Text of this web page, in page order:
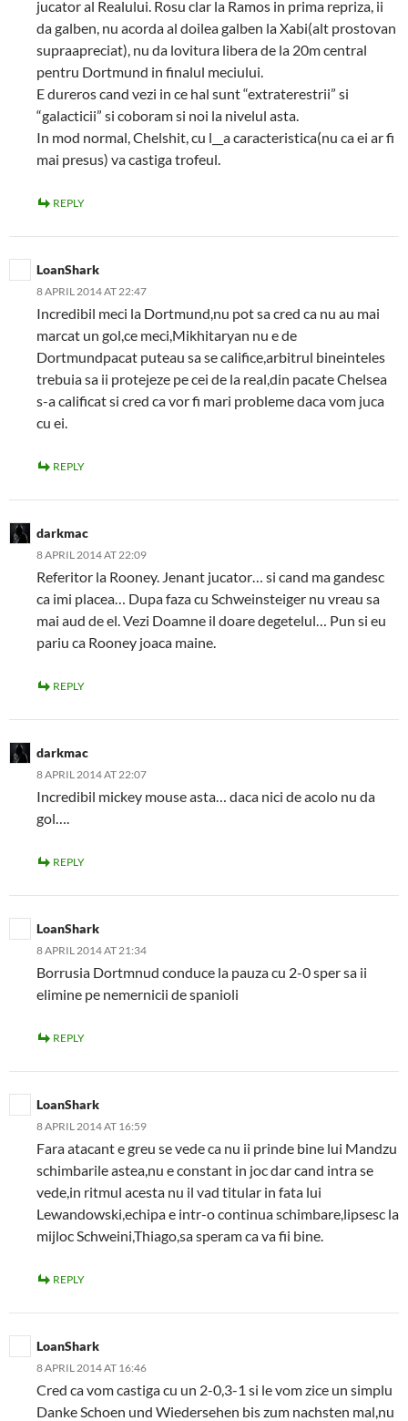
jucator al Realului. Rosu clar la Ramos in prima repriza, ii
da galben, nu acorda al doilea galben la Xabi(alt prostovan
supraapreciat), nu da lovitura libera de la 20m central
pentru Dortmund in finalul meciului.
E dureros cand vezi in ce hal sunt “extraterestrii” si
“galacticii” si coboram si noi la nivelul asta.
In mod normal, Chelshit, cu l__a caracteristica(nu ca ei ar fi
mai presus) va castiga trofeul.
REPLY
LoanShark
8 APRIL 2014 AT 22:47
Incredibil meci la Dortmund,nu pot sa cred ca nu au mai
marcat un gol,ce meci,Mikhitaryan nu e de
Dortmundpacat puteau sa se califice,arbitrul bineinteles
trebuia sa ii protejeze pe cei de la real,din pacate Chelsea
s-a calificat si cred ca vor fi mari probleme daca vom juca
cu ei.
REPLY
darkmac
8 APRIL 2014 AT 22:09
Referitor la Rooney. Jenant jucator… si cand ma gandesc
ca imi placea… Dupa faza cu Schweinsteiger nu vreau sa
mai aud de el. Vezi Doamne il doare degetelul… Pun si eu
pariu ca Rooney joaca maine.
REPLY
darkmac
8 APRIL 2014 AT 22:07
Incredibil mickey mouse asta… daca nici de acolo nu da
gol….
REPLY
LoanShark
8 APRIL 2014 AT 21:34
Borrusia Dortmnud conduce la pauza cu 2-0 sper sa ii
elimine pe nemernicii de spanioli
REPLY
LoanShark
8 APRIL 2014 AT 16:59
Fara atacant e greu se vede ca nu ii prinde bine lui Mandzu
schimbarile astea,nu e constant in joc dar cand intra se
vede,in ritmul acesta nu il vad titular in fata lui
Lewandowski,echipa e intr-o continua schimbare,lipsesc la
mijloc Schweini,Thiago,sa speram ca va fii bine.
REPLY
LoanShark
8 APRIL 2014 AT 16:46
Cred ca vom castiga cu un 2-0,3-1 si le vom zice un simplu
Danke Schoen und Wiedersehen bis zum nachsten mal,nu